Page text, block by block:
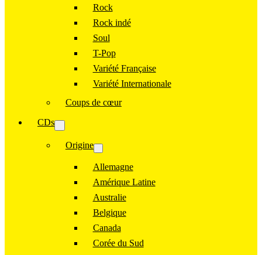
Rock
Rock indé
Soul
T-Pop
Variété Française
Variété Internationale
Coups de cœur
CDs
Origine
Allemagne
Amérique Latine
Australie
Belgique
Canada
Corée du Sud